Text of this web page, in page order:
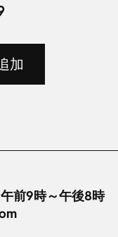
加
前9時～午後8時